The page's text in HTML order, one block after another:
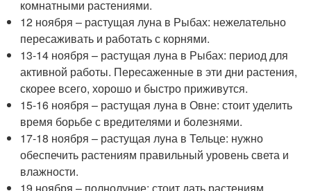
комнатными растениями.
12 ноября – растущая луна в Рыбах: нежелательно
пересаживать и работать с корнями.
13-14 ноября – растущая луна в Рыбах: период для
активной работы. Пересаженные в эти дни растения,
скорее всего, хорошо и быстро приживутся.
15-16 ноября – растущая луна в Овне: стоит уделить
время борьбе с вредителями и болезнями.
17-18 ноября – растущая луна в Тельце: нужно
обеспечить растениям правильный уровень света и
влажности.